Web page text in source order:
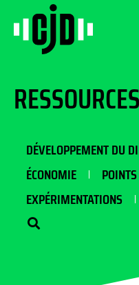
DÉVELOPPEMENT DU
ÉCONOMIE
EXPÉRIMENTATIONS